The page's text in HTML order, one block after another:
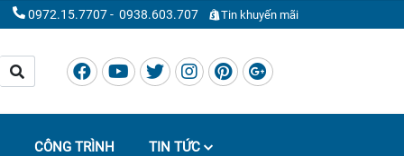
0972.15.7707- 0938.603.707 Tin khuyến mãi
CÔNG TRÌNH TIN TỨC